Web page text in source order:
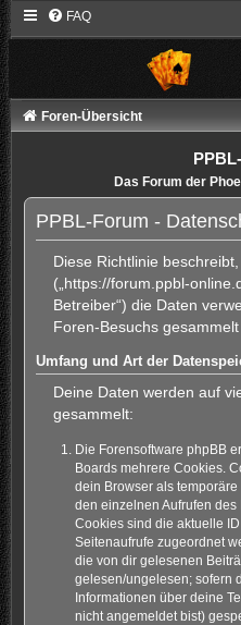
FAQ
Foren-Übersicht
Das Forum der
PPBL-Forum -
Diese Richtlinie beschreibt,
(„https://forum.ppbl-
Betreiber“) die Daten
Foren-Besuchs gesammelt
Umfang und Art der
Deine Daten werden auf
gesammelt:
Die Forensoftware phpBB
Boards mehrere Cookies.
dein Browser als
den einzelnen Aufrufen
Cookies sind die aktuelle
Seitenaufrufe zugeordnet
die von dir gelesenen
gelesen/ungelesen; sofern
Informationen über deine
nicht angemeldet bist)